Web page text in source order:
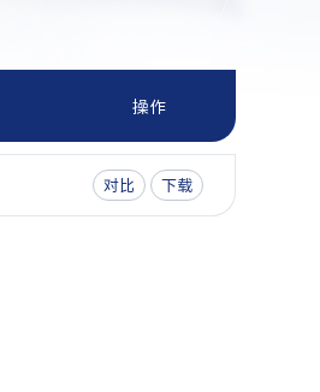
操作
对比 下载